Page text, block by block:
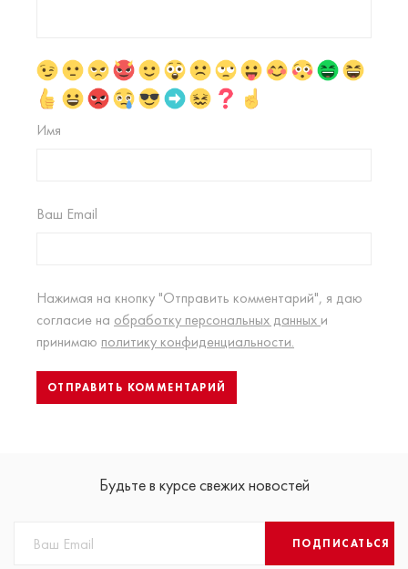
Имя
Ваш Email
Нажимая на кнопку "Отправить комментарий", я даю
согласие на обработку персональных данных и
принимаю политику конфиденциальности.
Будьте в курсе свежих новостей
ПОДПИСАТЬСЯ